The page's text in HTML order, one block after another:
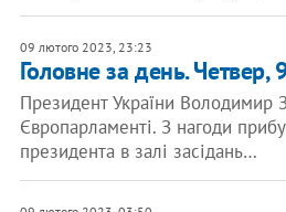
09 лютого 2023, 23:23
Головне за день. Четвер,
Президент України Володимир
Європарламенті. З нагоди
президента в залі засідань…